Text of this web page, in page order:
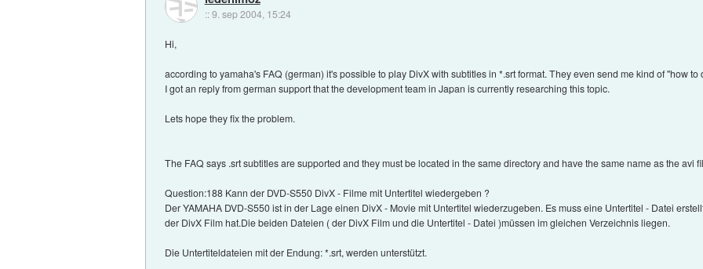
::9. sep 2004, 15:24
Hi,
according to yamaha's FAQ (german) it's possible to play DivX with subtitles in *.srt format. They even send me kind of "how
I got an reply from german support that the development team in Japan is currently researching this topic.
Lets hope they fix the problem.
The FAQ says .srt subtitles are supported and they must be located in the same directory and have the same name as the avi
Question:188 Kann der DVD-S550 DivX - Filme mit Untertitel wiedergeben ?
Der YAMAHA DVD-S550 ist in der Lage einen DivX - Movie mit Untertitel wiederzugeben. Es muss eine Untertitel - Datei
der DivX Film hat.Die beiden Dateien ( der DivX Film und die Untertitel - Datei )müssen im gleichen Verzeichnis liegen.
Die Untertiteldateien mit der Endung: *.srt, werden unterstützt.